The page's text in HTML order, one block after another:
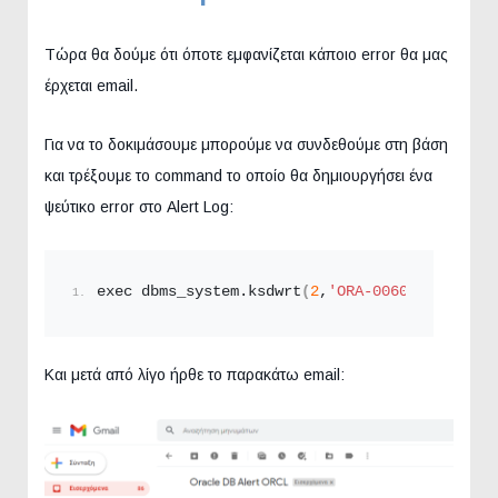
Τώρα θα δούμε ότι όποτε εμφανίζεται κάποιο error θα μας
έρχεται email.
Για να το δοκιμάσουμε μπορούμε να συνδεθούμε στη βάση
και τρέξουμε το command το οποίο θα δημιουργήσει ένα
ψεύτικο error στο Alert Log:
exec dbms_system. ksdwrt ( 2, 'ORA-00600: This
Και μετά από λίγο ήρθε το παρακάτω email: